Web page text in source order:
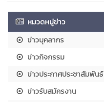
หมวดหมู่ข่าว
ข่าวบุคลากร
ข่าวกิจกรรม
ข่าวประกาศประชาสัมพันธ์
ข่าวรับสมัครงาน